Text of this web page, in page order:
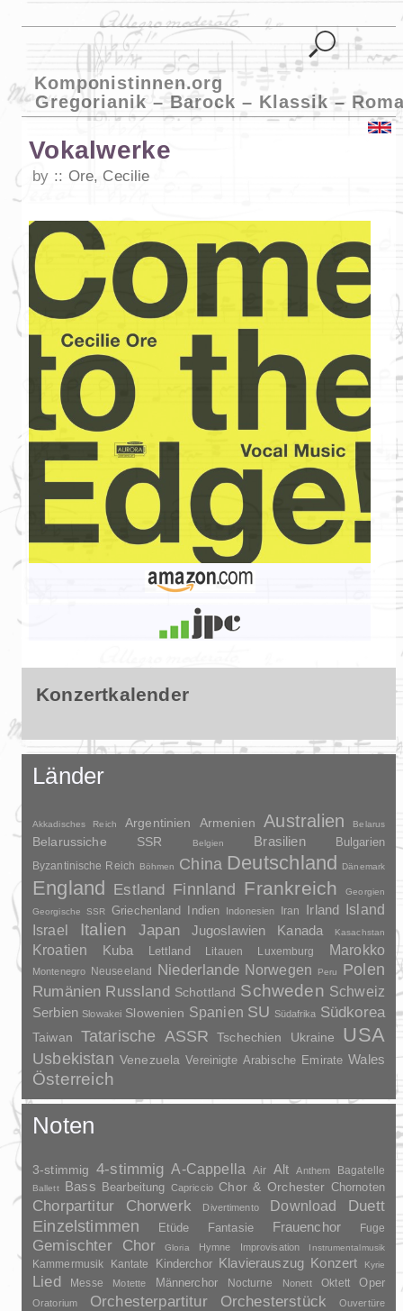
Komponistinnen.org
Gregorianik – Barock – Klassik –
Vokalwerke
by Ore, Cecilie
Konzertkalender
Länder
Akkadisches Reich Argentinien Armenien Australien Belarus
Belarussiche SSR Belgien Brasilien Bulgarien
Byzantinische Reich Böhmen China Deutschland Dänemark
England Estland Finnland Frankreich
Georgien
Georgische SSR
Griechenland Indien Indonesien Iran Irland
Island
Israel
Italien Japan Jugoslawien Kanada Kasachstan
Kroatien Kuba Lettland Litauen Luxemburg Marokko
Montenegro Neuseeland Niederlande Norwegen Peru
Polen
Rumänien Russland Schottland Schweden Schweiz
Serbien Slowakei Slowenien Spanien SU Südafrika Südkorea
Taiwan Tatarische ASSR Tschechien Ukraine USA
Usbekistan Venezuela Vereinigte Arabische Emirate Wales
Österreich
Noten
3-stimmig 4-stimmig A-Cappella Air Alt Anthem Bagatelle
Ballett Bass Bearbeitung Capriccio Chor & Orchester Chornoten
Chorpartitur Chorwerk Divertimento Download
Duett
Einzelstimmen
Etüde Fantasie Frauenchor Fuge
Gemischter Chor Gloria Hymne Improvisation Instrumentalmusik
Kammermusik Kantate Kinderchor Klavierauszug Konzert Kyrie
Lied Messe Motette Männerchor Nocturne Nonett Oktett Oper
Oratorium Orchesterpartitur Orchesterstück Ouvertüre